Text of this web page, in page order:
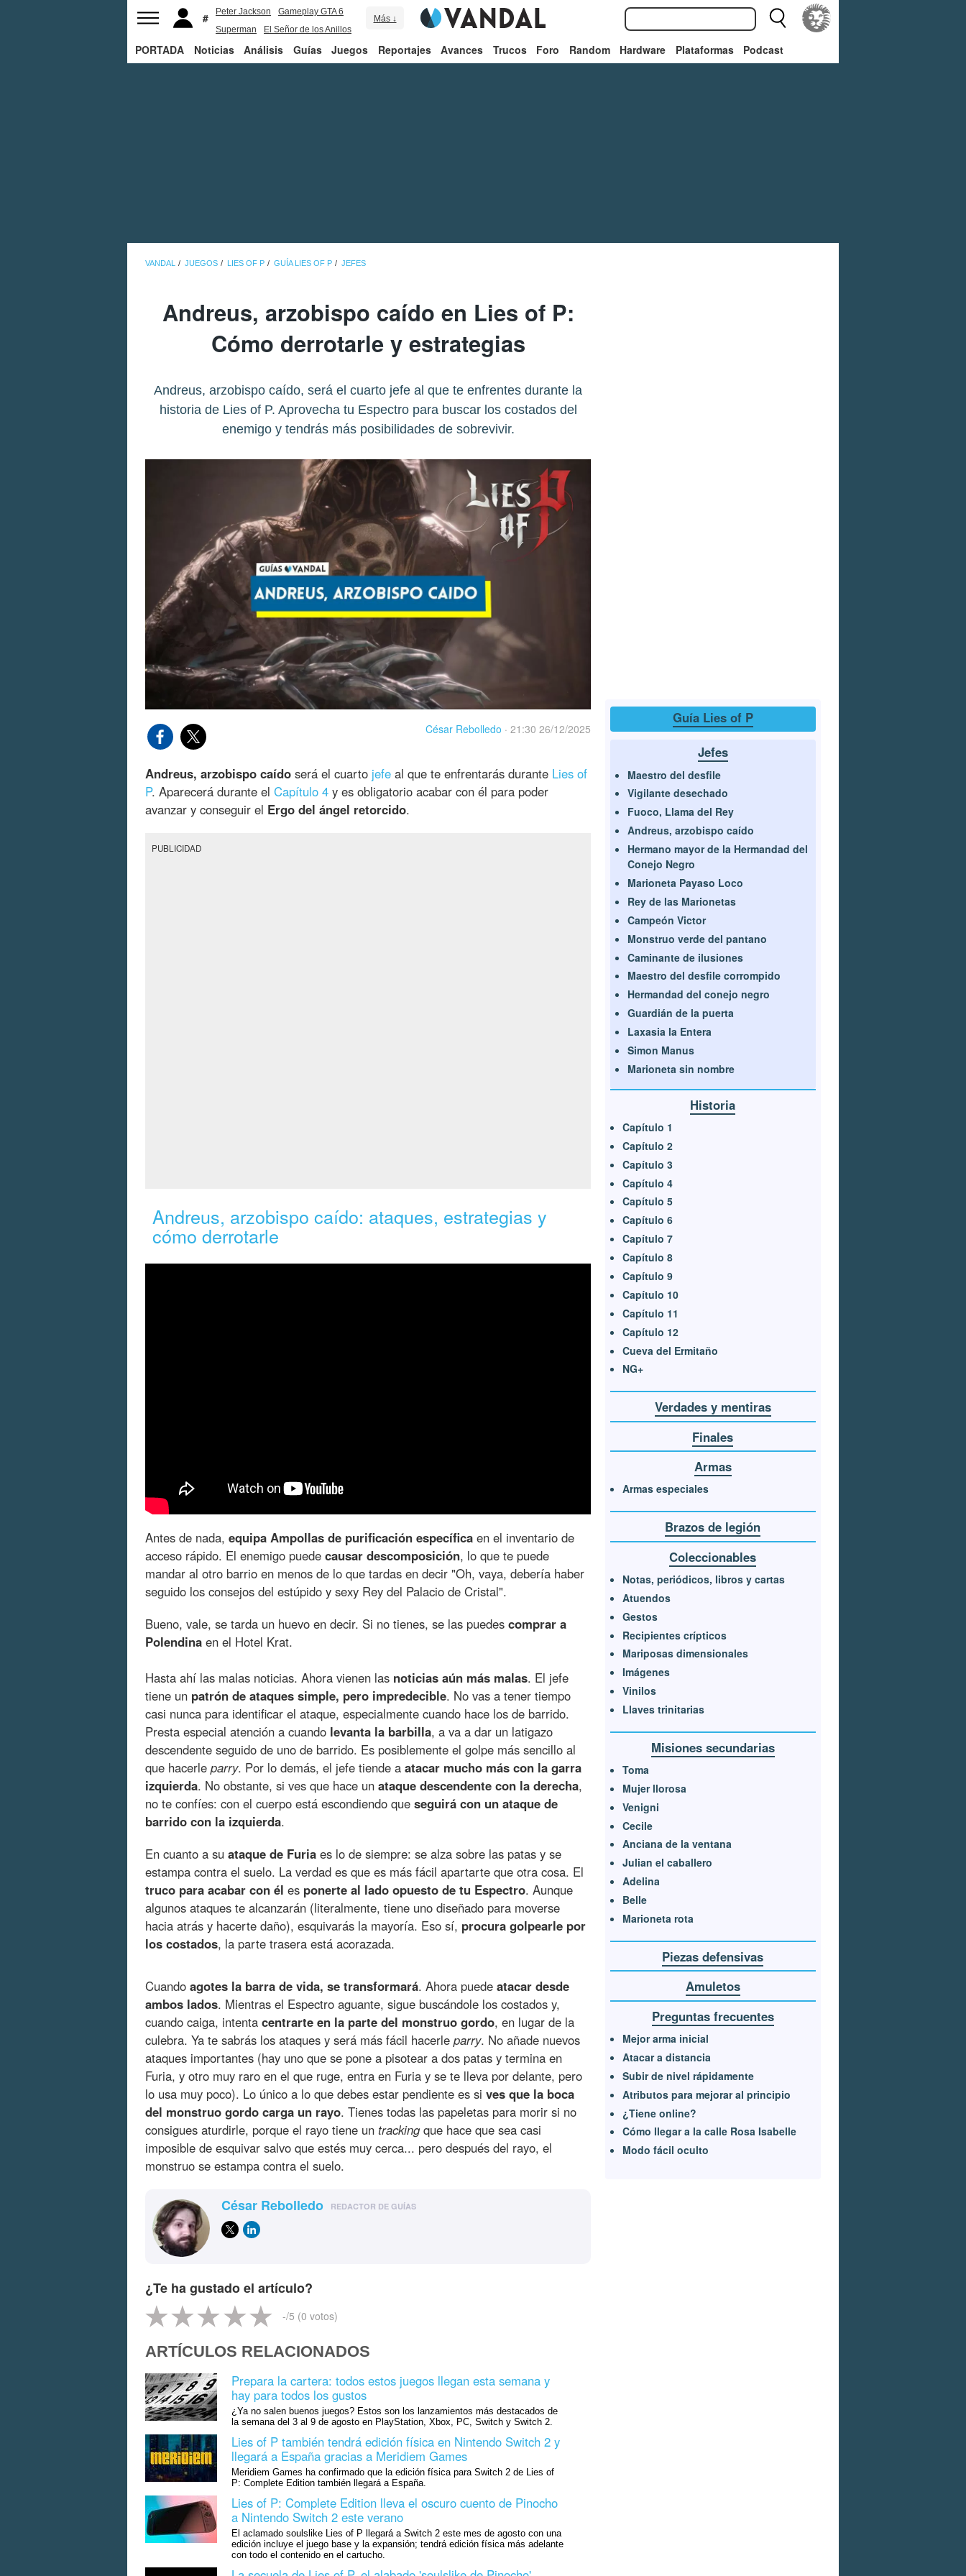
Peter Jackson
Gameplay GTA 6
Superman
El Señor de los Anillos
Más ↓
PORTADA Noticias Análisis Guías Juegos Reportajes Avances Trucos Foro Random Hardware Plataformas Podcast
VANDAL JUEGOS LIES OF P GUÍA LIES OF P JEFES
Andreus, arzobispo caído en Lies of P:
Cómo derrotarle y estrategias
Andreus, arzobispo caído, será el cuarto jefe al que te enfrentes durante la
historia de Lies of P. Aprovecha tu Espectro para buscar los costados del
enemigo y tendrás más posibilidades de sobrevivir.
César Rebolledo · 21:30 26/12/2025
Andreus, arzobispo caído será el cuarto jefe al que te enfrentarás durante Lies of
P. Aparecerá durante el Capítulo 4 y es obligatorio acabar con él para poder
avanzar y conseguir el Ergo del ángel retorcido.
PUBLICIDAD
Andreus, arzobispo caído: ataques, estrategias y
cómo derrotarle
Antes de nada, equipa Ampollas de purificación específica en el inventario de
acceso rápido. El enemigo puede causar descomposición, lo que te puede
mandar al otro barrio en menos de lo que tardas en decir "Oh, vaya, debería haber
seguido los consejos del estúpido y sexy Rey del Palacio de Cristal".
Bueno, vale, se tarda un huevo en decir. Si no tienes, se las puedes comprar a
Polendina en el Hotel Krat.
Hasta ahí las malas noticias. Ahora vienen las noticias aún más malas. El jefe
tiene un patrón de ataques simple, pero impredecible. No vas a tener tiempo
casi nunca para identificar el ataque, especialmente cuando hace los de barrido.
Presta especial atención a cuando levanta la barbilla, a va a dar un latigazo
descendente seguido de uno de barrido. Es posiblemente el golpe más sencillo al
que hacerle parry. Por lo demás, el jefe tiende a atacar mucho más con la garra
izquierda. No obstante, si ves que hace un ataque descendente con la derecha,
no te confíes: con el cuerpo está escondiendo que seguirá con un ataque de
barrido con la izquierda.
En cuanto a su ataque de Furia es lo de siempre: se alza sobre las patas y se
estampa contra el suelo. La verdad es que es más fácil apartarte que otra cosa. El
truco para acabar con él es ponerte al lado opuesto de tu Espectro. Aunque
algunos ataques te alcanzarán (literalmente, tiene uno diseñado para moverse
hacia atrás y hacerte daño), esquivarás la mayoría. Eso sí, procura golpearle por
los costados, la parte trasera está acorazada.
Cuando agotes la barra de vida, se transformará. Ahora puede atacar desde
ambos lados. Mientras el Espectro aguante, sigue buscándole los costados y,
cuando caiga, intenta centrarte en la parte del monstruo gordo, en lugar de la
culebra. Ya te sabrás los ataques y será más fácil hacerle parry. No añade nuevos
ataques importantes (hay uno que se pone a pisotear a dos patas y termina en
Furia, y otro muy raro en el que ruge, entra en Furia y se te lleva por delante, pero
lo usa muy poco). Lo único a lo que debes estar pendiente es si ves que la boca
del monstruo gordo carga un rayo. Tienes todas las papeletas para morir si no
consigues aturdirle, porque el rayo tiene un tracking que hace que sea casi
imposible de esquivar salvo que estés muy cerca... pero después del rayo, el
monstruo se estampa contra el suelo.
César Rebolledo REDACTOR DE GUÍAS
¿Te ha gustado el artículo?
-/5 (0 votos)
ARTÍCULOS RELACIONADOS
Prepara la cartera: todos estos juegos llegan esta semana y
hay para todos los gustos
¿Ya no salen buenos juegos? Estos son los lanzamientos más destacados de
la semana del 3 al 9 de agosto en PlayStation, Xbox, PC, Switch y Switch 2.
Lies of P también tendrá edición física en Nintendo Switch 2 y
llegará a España gracias a Meridiem Games
Meridiem Games ha confirmado que la edición física para Switch 2 de Lies of
P: Complete Edition también llegará a España.
Lies of P: Complete Edition lleva el oscuro cuento de Pinocho
a Nintendo Switch 2 este verano
El aclamado soulslike Lies of P llegará a Switch 2 este mes de agosto con una
edición incluye el juego base y la expansión; tendrá edición física más adelante
con todo el contenido en el cartucho.
Guía Lies of P
Jefes
Maestro del desfile
Vigilante desechado
Fuoco, Llama del Rey
Andreus, arzobispo caído
Hermano mayor de la Hermandad del
Conejo Negro
Marioneta Payaso Loco
Rey de las Marionetas
Campeón Victor
Monstruo verde del pantano
Caminante de ilusiones
Maestro del desfile corrompido
Hermandad del conejo negro
Guardián de la puerta
Laxasia la Entera
Simon Manus
Marioneta sin nombre
Historia
Capítulo 1
Capítulo 2
Capítulo 3
Capítulo 4
Capítulo 5
Capítulo 6
Capítulo 7
Capítulo 8
Capítulo 9
Capítulo 10
Capítulo 11
Capítulo 12
Cueva del Ermitaño
NG+
Verdades y mentiras
Finales
Armas
Armas especiales
Brazos de legión
Coleccionables
Notas, periódicos, libros y cartas
Atuendos
Gestos
Recipientes crípticos
Mariposas dimensionales
Imágenes
Vinilos
Llaves trinitarias
Misiones secundarias
Toma
Mujer llorosa
Venigni
Cecile
Anciana de la ventana
Julian el caballero
Adelina
Belle
Marioneta rota
Piezas defensivas
Amuletos
Preguntas frecuentes
Mejor arma inicial
Atacar a distancia
Subir de nivel rápidamente
Atributos para mejorar al principio
¿Tiene online?
Cómo llegar a la calle Rosa Isabelle
Modo fácil oculto